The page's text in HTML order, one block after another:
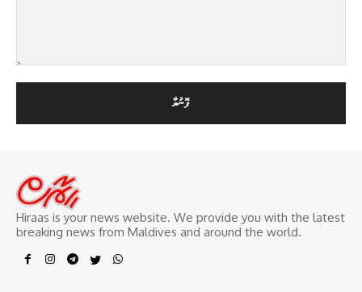
Hiraas is your news website. We provide you with the latest
breaking news from Maldives and around the world.